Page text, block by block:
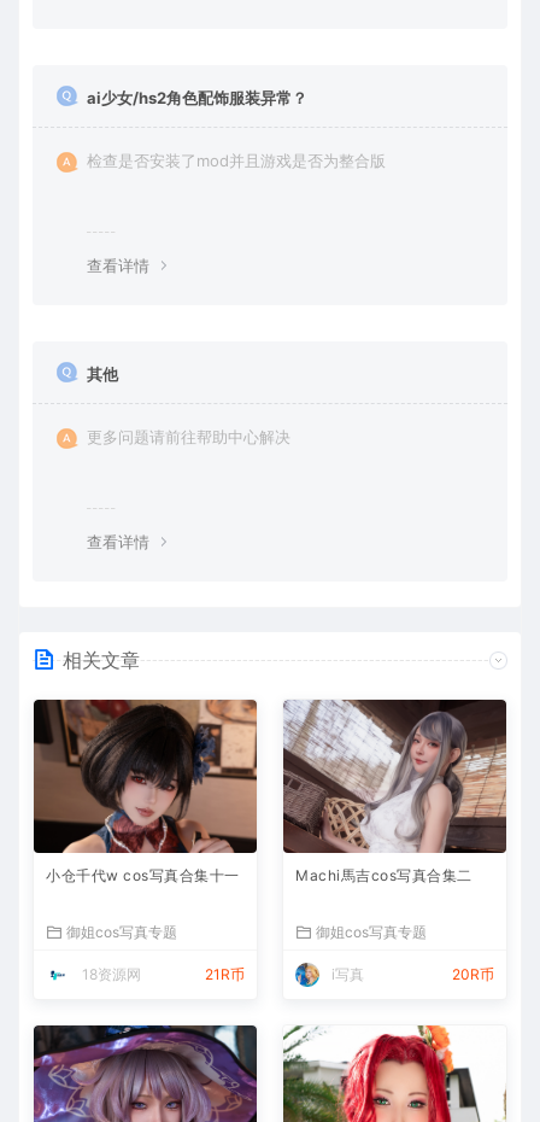
ai少女/hs2角色配饰服装异常？
检查是否安装了mod并且游戏是否为整合版
查看详情
其他
更多问题请前往帮助中心解决
查看详情
相关文章
小仓千代w cos写真合集十一
御姐cos写真专题
18资源网 21R币
Machi馬吉cos写真合集二
御姐cos写真专题
i写真 20R币